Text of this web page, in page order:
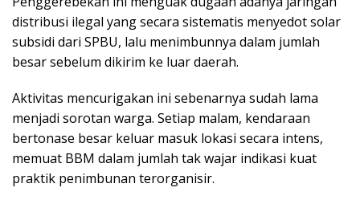
distribusi ilegal yang secara sistematis menyedot solar
subsidi dari SPBU, lalu menimbunnya dalam jumlah
besar sebelum dikirim ke luar daerah.
Aktivitas mencurigakan ini sebenarnya sudah lama
menjadi sorotan warga. Setiap malam, kendaraan
bertonase besar keluar masuk lokasi secara intens,
memuat BBM dalam jumlah tak wajar indikasi kuat
praktik penimbunan terorganisir.